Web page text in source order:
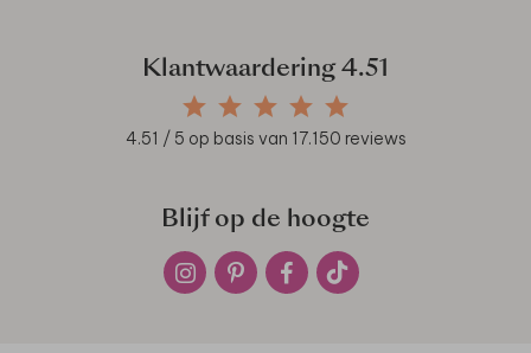
Klantwaardering 4.51
4.51 / 5 op basis van 17.150 reviews
Blijf op de hoogte